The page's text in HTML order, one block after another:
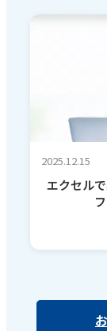
2025.12.15
エクセル